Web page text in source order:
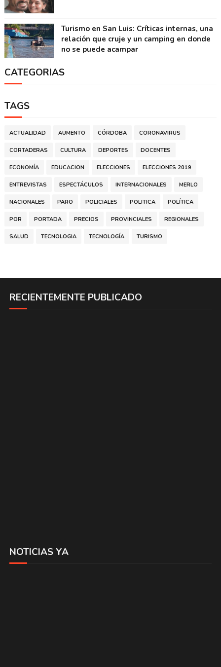
Turismo en San Luis: Críticas internas, una
relación que cruje y un camping en donde
no se puede acampar
CATEGORIAS
TAGS
ACTUALIDAD AUMENTO CÓRDOBA CORONAVIRUS
CORTADERAS CULTURA DEPORTES DOCENTES
ECONOMÍA EDUCACION ELECCIONES ELECCIONES 2019
ENTREVISTAS ESPECTÁCULOS INTERNACIONALES MERLO
NACIONALES PARO POLICIALES POLITICA POLÍTICA
POR PORTADA PRECIOS PROVINCIALES REGIONALES
SALUD TECNOLOGIA TECNOLOGÍA TURISMO
RECIENTEMENTE PUBLICADO
NOTICIAS YA